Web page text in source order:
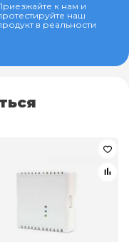
к нам и
наш
в реальности